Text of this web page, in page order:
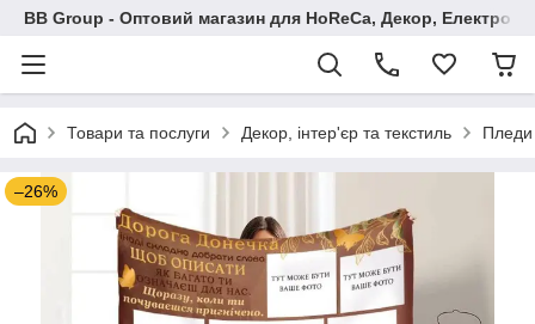
BB Group - Оптовий магазин для HoReCa, Декор,
Товари та послуги Декор, інтер'єр та текстиль Пледи
–26%